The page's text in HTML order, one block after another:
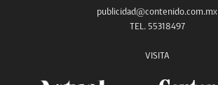
publicidad@contenido.com.mx
TEL. 55318497
VISITA